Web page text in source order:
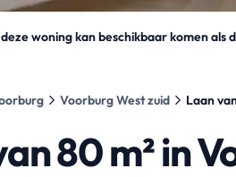
woning kan beschikbaar komen als
Voorburg West zuid Laan
80 m² in